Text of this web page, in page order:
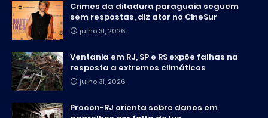
Crimes da ditadura paraguaia seguem
sem respostas, diz ator no CineSur
julho 31, 2026
Ventania em RJ, SP e RS expõe falhas na
resposta a extremos climáticos
julho 31, 2026
Procon-RJ orienta sobre danos em